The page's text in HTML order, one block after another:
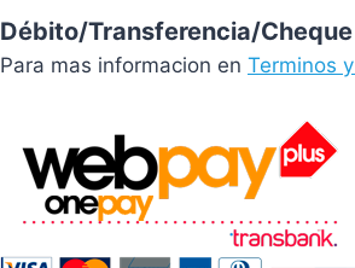
Débito/Transferencia/Cheque
Para mas informacion en Terminos